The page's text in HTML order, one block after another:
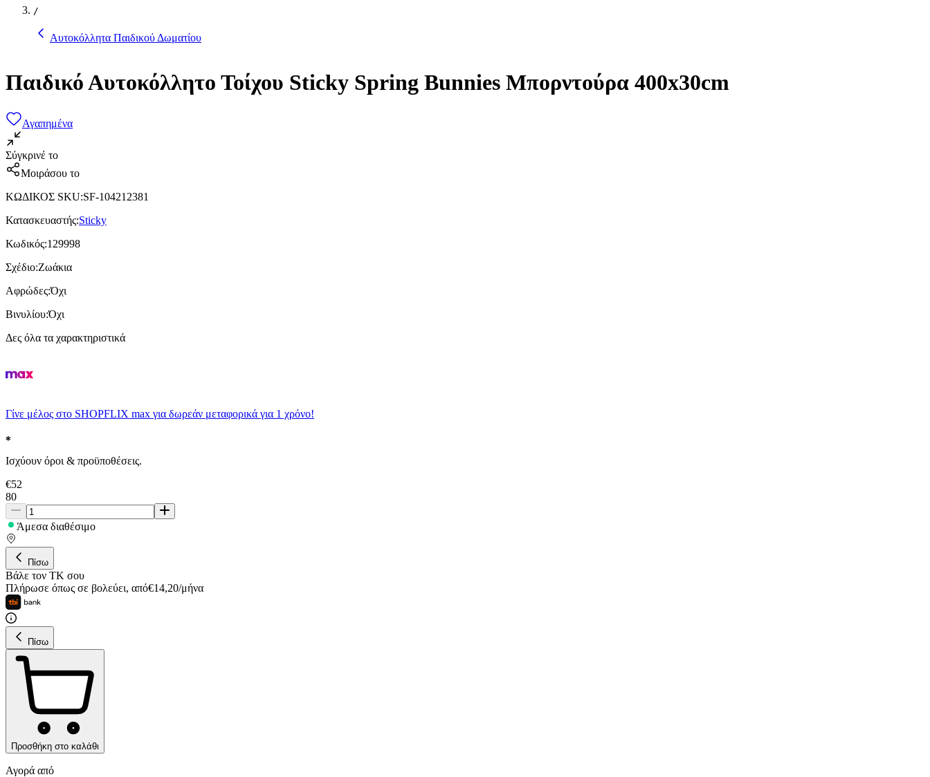
/
Αυτοκόλλητα Παιδικού Δωματίου
Παιδικό Αυτοκόλλητο Τοίχου Sticky Spring Bunnies Μπορντούρα 400x30cm
Αγαπημένα
Σύγκρινέ το
Μοιράσου το
ΚΩΔΙΚΟΣ SKU:SF-104212381
Κατασκευαστής:Sticky
Κωδικός:129998
Σχέδιο:Ζωάκια
Αφρώδες:Όχι
Βινυλίου:Όχι
Δες όλα τα χαρακτηριστικά
Γίνε μέλος στο SHOPFLIX max για δωρεάν μεταφορικά για 1 χρόνο!
Ισχύουν όροι & προϋποθέσεις.
€52
80
Άμεσα διαθέσιμο
Πίσω
Βάλε τον ΤΚ σου
Πλήρωσε όπως σε βολεύει, από€14,20/μήνα
Πίσω
Προσθήκη στο καλάθι
Αγορά από